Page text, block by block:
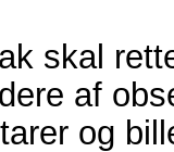
skal
af
og